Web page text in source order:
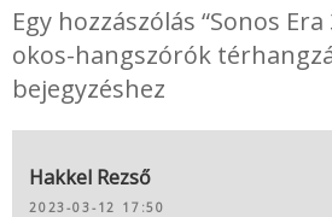
Egy hozzászólás “Sonos
okos-hangszórók
bejegyzéshez
Hakkel Rezső
2023-03-12 17:50